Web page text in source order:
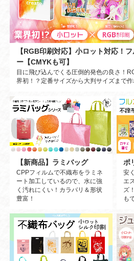
【RGB印刷対応】小ロット対応！
ー【CMYKも可】
目に飛び込んでくる圧倒的発色の良さ！
界初！？定番サイズから大判サイズまで作
【新商品】ラミバッグ
CPPフィルムで不織布をラミネ
ート加工しているので、水に強
く汚れにくい！カラバリ＆形状
豊富！
ポ
安
エ
ズ
も